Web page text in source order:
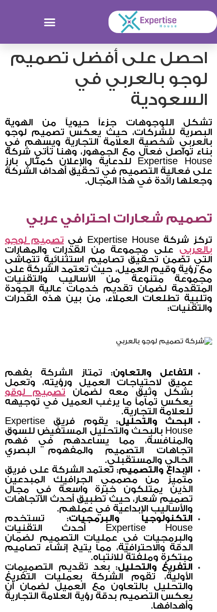
احصل على أفضل تصميم
لوجو بالعربي في
السعودية
تشكل اللوجوهات جزءاً حيوياً من الهوية
البصرية للشركات، حيث يعكس تصميم لوجو
بالعربي شخصية العلامة التجارية ويسهم في
بناء تواصل فعال مع الجمهور، وهنا تأتي شركة
Expertise House للدعاية والإعلان كمثال بارز
على فعالية التصميم في تحقيق أهداف الشركة
وجعلها رائدة في هذا المجال.
تصميم شعارات احترافي عربي
تركز شركة Expertise House في
تصميم لوجو
بالعربي على مجموعة من القدرات والمهارات
التي تضمن تحقيق تصاميم استثنائية تتماشى
مع رؤية وقيم العميل، حيث تعتمد الشركة على
مجموعة متنوعة من الأساليب والتقنيات
المتقدمة لضمان تقديم خدمات عالية الجودة
وتلبية تطلعات العملاء، من بين هذه القدرات
والتقنيات:
التفاعل والتعاون: تمتاز الشركة بفهم
عميق لاحتياجات العميل ورؤيته، وتعمل
بشكل وثيق معه لضمان تصميم لوقو
يعكس تماماً ما يرغب العميل في توجيهه
للعلامة التجارية.
البحث والتحليل
: يقوم فريق Expertise
House بالبحث والتحليل المستفيض للسوق
والمنافسة، مما يساعدهم في فهم
اتجاهات التصميم والمفهوم البصري
الحالي والمستقبلي.
الإبداع والتصميم: تعتمد الشركة على فريق
متميز من مصممي الجرافيك المبدعين
الذين يمتلكون خبرة واسعة في مجال
تصميم شعار، حيث تطبيق أحدث الاتجاهات
والأساليب الإبداعية في عملهم.
التكنولوجيا والبرمجيات: تستخدم
Expertise House أحدث التقنيات
والبرمجيات في عمليات التصميم لضمان
الدقة والاحترافية، مما يتيح إنشاء تصاميم
مبتكرة وملفتة للانتباه.
التفريغ والتحليل: بعد تقديم التصميمات
الأولية، تقوم الشركة بعمليات التفريغ
والتحليل بالتعاون مع العميل لضمان أن
يعكس التصميم بدقة رؤية العلامة التجارية
وأهدافها.